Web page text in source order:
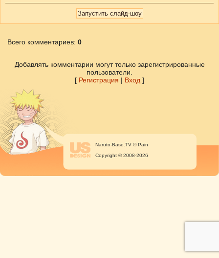
Всего комментариев: 0
Добавлять комментарии могут только зарегистрированные
пользователи.
[ Регистрация | Вход ]
Naruto-Base.TV © Pain
Copyright © 2008-2026